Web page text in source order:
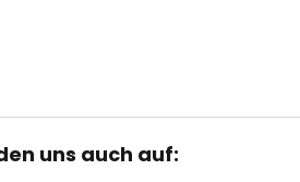
uns auch auf: